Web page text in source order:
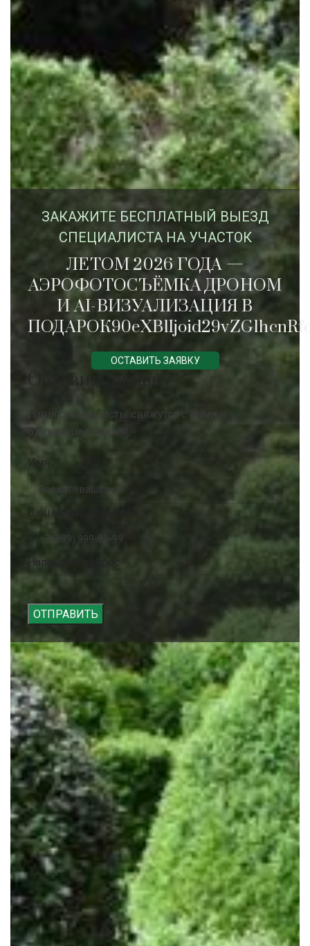
ЗАКАЖИTЕ БЕСПЛАТНЫЙ ВЫЕЗД
СПЕЦИАЛИСТА НА УЧАСТОК
ЛЕТОМ 2026 ГОДА —
АЭРОФОТОСЪЁМКА ДРОНОМ
И AI-ВИЗУАЛИЗАЦИЯ В
ОСТАВИТЬ ЗАЯВКУ
Оставить заявку
Наши специалисты свяжутся с вами в
ближайшее время!
Имя
Ваш номер телефона
Напишите вопрос
ОТПРАВИТЬ